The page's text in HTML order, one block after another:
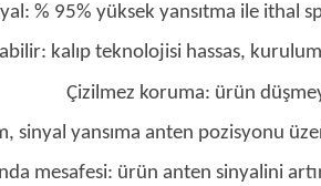
% 95% yüksek yansıtma ile
kalıp teknolojisi hassas,
Çizilmez koruma: ürün
sinyal yansıma anten pozisyonu
mesafesi: ürün anten sinyalini